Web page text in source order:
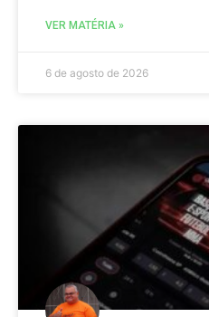
VER MATÉRIA »
6 de agosto de 2026